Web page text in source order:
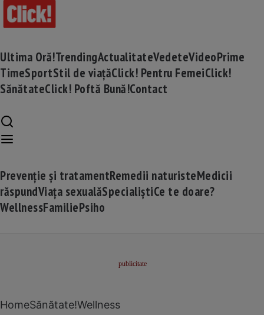
Ultima Oră!TrendingActualitateVedeteVideoPrime
TimeSportStil de viațăClick! Pentru FemeiClick!
SănătateClick! Poftă Bună!Contact
Prevenție și tratamentRemedii naturisteMedicii
răspundViața sexualăSpecialiștiCe te doare?
WellnessFamiliePsiho
HomeSănătate!Wellness